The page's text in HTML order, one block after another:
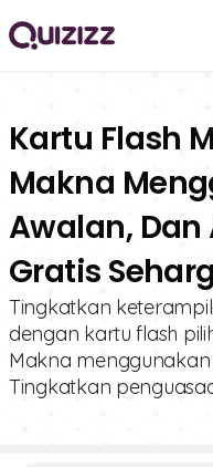
Kartu Flash
Makna
Awalan,
Gratis
Tingkatkan
dengan kartu flash
Makna menggunakan
Tingkatkan